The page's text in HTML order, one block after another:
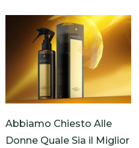
Abbiamo Chiesto Alle
Donne Quale Sia il Miglior